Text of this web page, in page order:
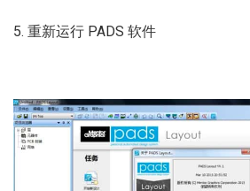
5. 重新运行 PADS 软件